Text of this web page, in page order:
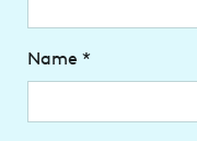
Name *